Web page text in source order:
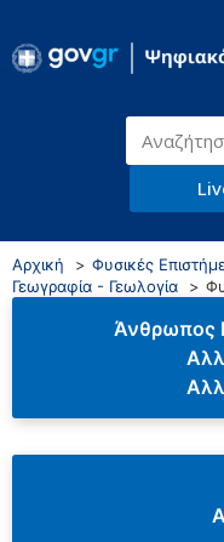
Αρχική
Φυσικές
Γεωγραφία - Γεωλογία
Άνθρωπος